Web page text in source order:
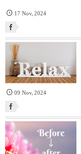
17 Nov,2024
09 Nov,2024